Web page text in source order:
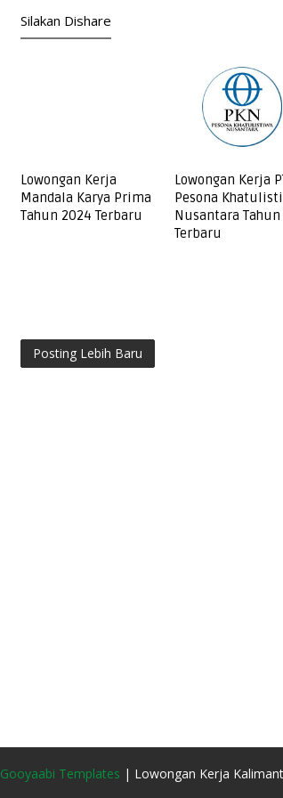
Silakan Dishare
Lowongan Kerja
Mandala Karya Prima
Tahun 2024 Terbaru
Lowongan Kerja
Pesona
Nusantara Tahun
Terbaru
Posting Lebih Baru
Gooyaabi Templates | Lowongan Kerja